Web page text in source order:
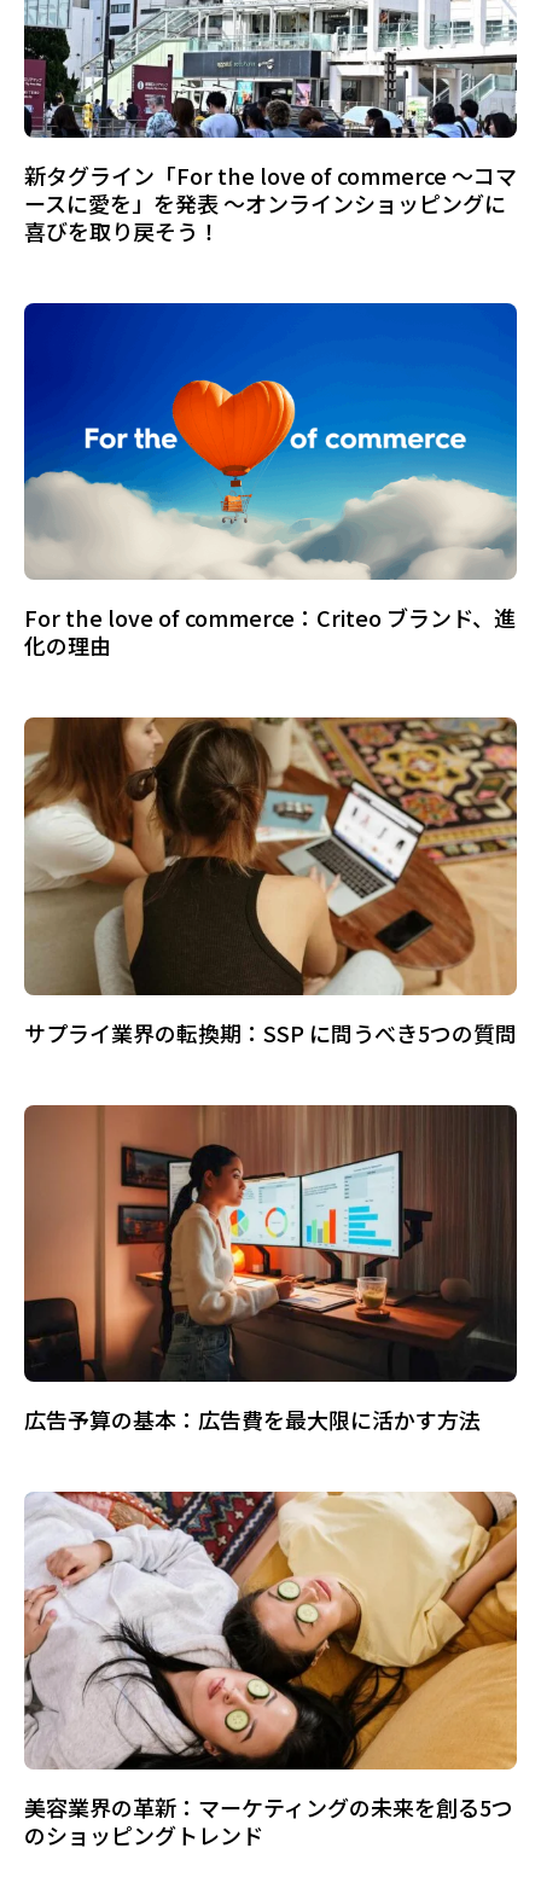
新タグライン「For the love of commerce ～コマ
ースに愛を」を発表 ～オンラインショッピングに
喜びを取り戻そう！
For the love of commerce：Criteo ブランド、進
化の理由
サプライ業界の転換期：SSP に問うべき5つの質問
広告予算の基本：広告費を最大限に活かす方法
美容業界の革新：マーケティングの未来を創る5つ
のショッピングトレンド